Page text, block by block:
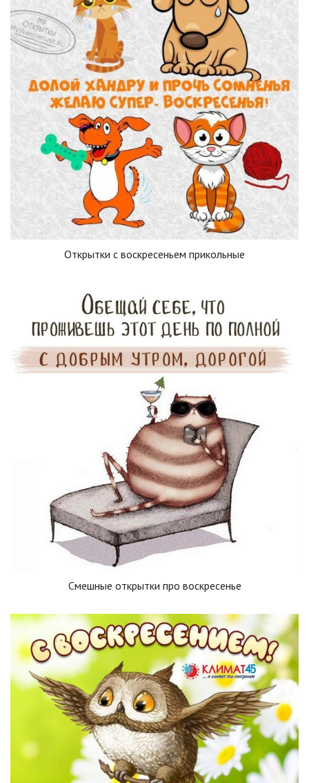
Открытки с воскресеньем прикольные
Смешные открытки про воскресенье